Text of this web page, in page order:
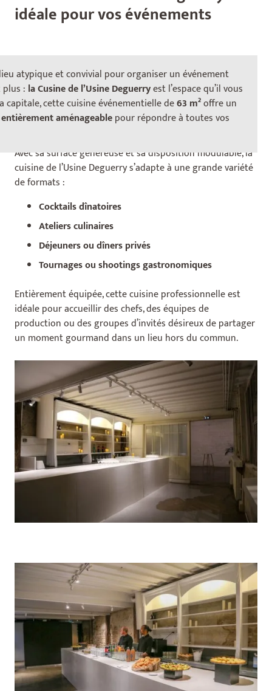
idéale pour vos événements
atypique et convivial pour organiser un événement
: la Cusine de l’Usine Deguerryest l’espace qu’il vous
cette cuisine événementielle de63 m²offre un
aménageablepour répondre à toutes vos
Un espace pensé pour vos
événements gourmands
Avec sa surface généreuse et sa disposition modulable, la
cuisine de l’Usine Deguerry s’adapte à une grande variété
de formats :
Cocktails dînatoires
Ateliers culinaires
Déjeuners ou dîners privés
Tournages ou shootings gastronomiques
Entièrement équipée, cette cuisine professionnelle est
idéale pour accueillir des chefs, des équipes de
production ou des groupes d’invités désireux de partager
un moment gourmand dans un lieu hors du commun.